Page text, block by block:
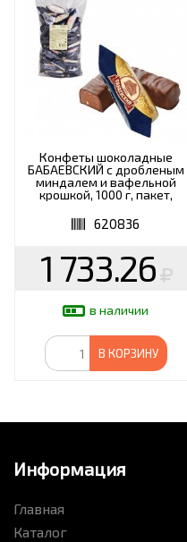
Конфеты шоколадные
БАБАЕВСКИЙ с дробленым
миндалем и вафельной
крошкой, 1000 г, пакет,
620836
1 733.26
в наличии
В КОРЗИНУ
Информация
Главная
Каталог